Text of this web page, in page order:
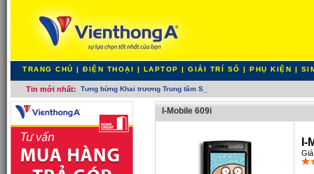
TRANG CHỦ | ĐIỆN THOẠI | LAPTOP | GIẢI TRÍ SỐ | PHỤ KIỆN |
Tin mới nhất: Tưng bừng Khai trương Trung tâm Smartphon_
I-Mobile 609i
I-